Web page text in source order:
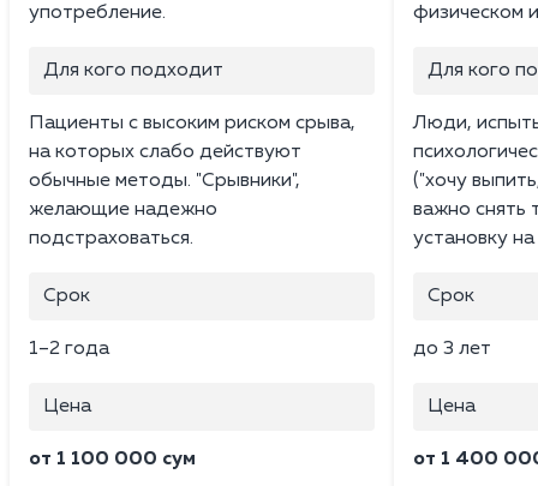
употребление.
Для кого подходит
Пациенты с высоким риском срыва,
на которых слабо действуют
обычные методы. "Срывники",
желающие надежно
подстраховаться.
Срок
1–2 года
Цена
от 1 100 000 сум
физическом
Для кого
Люди,
("хочу
важно снять
установку
Срок
до 3 лет
Цена
от 1 400